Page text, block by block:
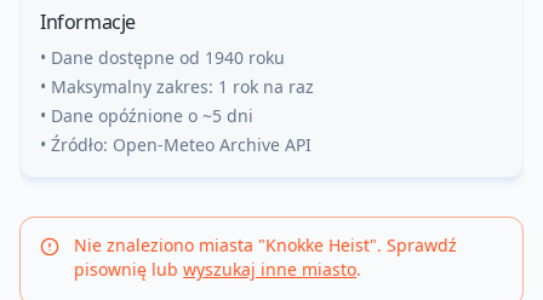
Informacje
• Dane dostępne od 1940 roku
• Maksymalny zakres: 1 rok na raz
• Dane opóźnione o ~5 dni
• Źródło: Open-Meteo Archive API
Nie znaleziono miasta "Knokke Heist". Sprawdź
pisownię lub wyszukaj inne miasto.